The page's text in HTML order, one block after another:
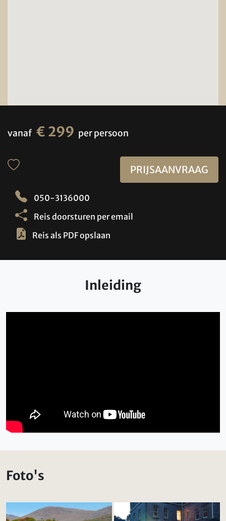
vanaf € 299 per persoon
PRIJSAANVRAAG
050-3136000
Reis doorsturen per email
Reis als PDF opslaan
Inleiding
Foto's